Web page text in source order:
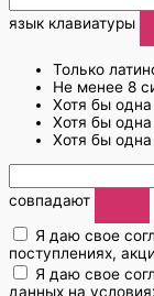
язык клавиатуры
Только
Не менее 8
Хотя бы одна
Хотя бы одна
Хотя бы
совпадают
Я даю свое
поступлениях,
Я даю свое
данных на